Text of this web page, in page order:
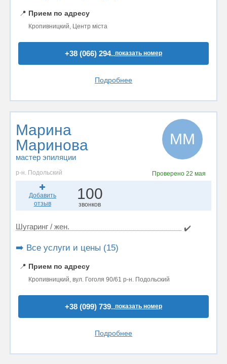
📍 Прием по адресу
Кропивницкий, Центр міста
+38 (066) 294..показать номер
Подробнее
Марина
Маринова
мастер эпиляции
ММ
р-н. Подольский Проверено 22 мая
Добавить
отзыв
100
звонков
Шугаринг / жен. ✔️
➡️ Все услуги и цены (15)
📍 Прием по адресу
Кропивницкий, вул. Гоголя 90/61 р-н. Подольский
+38 (099) 739..показать номер
Подробнее